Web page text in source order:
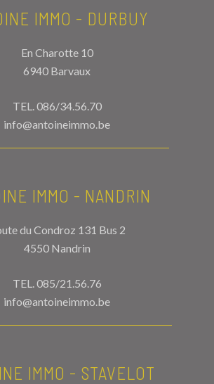
IMMO - DURBUY
En Charotte 10
6940 Barvaux
TEL.086/34.56.70
info@antoineimmo.be
IMMO - NANDRIN
du Condroz 131 Bus 2
4550 Nandrin
TEL.085/21.56.76
info@antoineimmo.be
IMMO - STAVELOT